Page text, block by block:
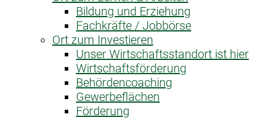
Bildung und Erziehung
Fachkräfte / Jobbörse
Ort zum Investieren
Unser Wirtschaftsstandort ist hier
Wirtschaftsförderung
Behördencoaching
Gewerbeflächen
Förderung